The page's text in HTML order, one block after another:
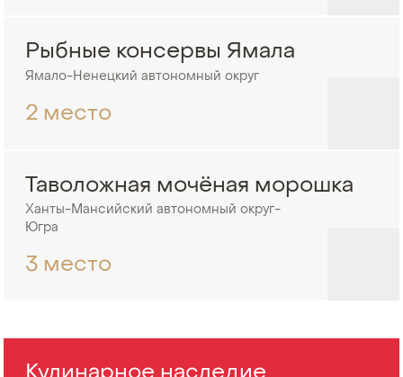
Рыбные консервы Ямала
Ямало-Ненецкий автономный округ
2 место
Таволожная мочёная морошка
Ханты-Мансийский автономный округ-
Югра
3 место